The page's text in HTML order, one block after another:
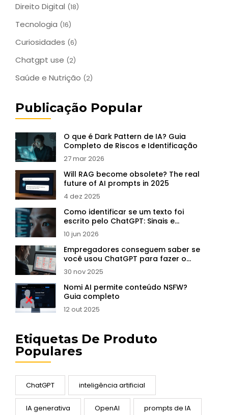
Direito Digital (18)
Tecnologia (16)
Curiosidades (6)
Chatgpt use (2)
Saúde e Nutrição (2)
Publicação Popular
O que é Dark Pattern de IA? Guia
Completo de Riscos e Identificação
27 mar 2026
Will RAG become obsolete? The real
future of AI prompts in 2025
4 dez 2025
Como identificar se um texto foi
escrito pelo ChatGPT: Sinais e
ferramentas
10 jun 2026
Empregadores conseguem saber se
você usou ChatGPT para fazer o
currículo?
30 nov 2025
Nomi AI permite conteúdo NSFW?
Guia completo
12 out 2025
Etiquetas De Produto
Populares
ChatGPT inteligência artificial
IA generativa OpenAI prompts de IA